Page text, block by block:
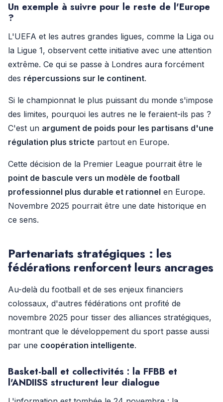
Un exemple à suivre pour le reste de l'Europe
?
L'UEFA et les autres grandes ligues, comme la Liga ou
la Ligue 1, observent cette initiative avec une attention
extrême. Ce qui se passe à Londres aura forcément
des répercussions sur le continent.
Si le championnat le plus puissant du monde s'impose
des limites, pourquoi les autres ne le feraient-ils pas ?
C'est un argument de poids pour les partisans d'une
régulation plus stricte partout en Europe.
Cette décision de la Premier League pourrait être le
point de bascule vers un modèle de football
professionnel plus durable et rationnel en Europe.
Novembre 2025 pourrait être une date historique en
ce sens.
Partenariats stratégiques : les
fédérations renforcent leurs ancrages
Au-delà du football et de ses enjeux financiers
colossaux, d'autres fédérations ont profité de
novembre 2025 pour tisser des alliances stratégiques,
montrant que le développement du sport passe aussi
par une coopération intelligente.
Basket-ball et collectivités : la FFBB et
l'ANDIISS structurent leur dialogue